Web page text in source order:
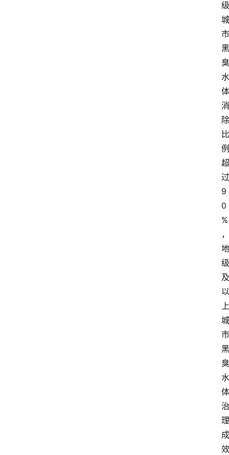
级
城
市
黑
臭
水
体
消
除
比
例
超
过
9
0
%
，
地
级
及
以
上
城
市
黑
臭
水
体
治
理
成
效